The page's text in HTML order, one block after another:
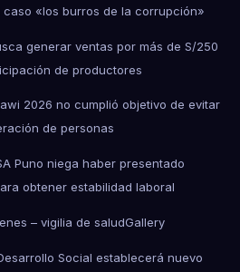
«los burros de la corrupción»
generar ventas por más de S/250
de productores
2026 no cumplió objetivo de evitar
de personas
Puno niega haber presentado
obtener estabilidad laboral
– vigilia de saludGallery
Social establecerá nuevo